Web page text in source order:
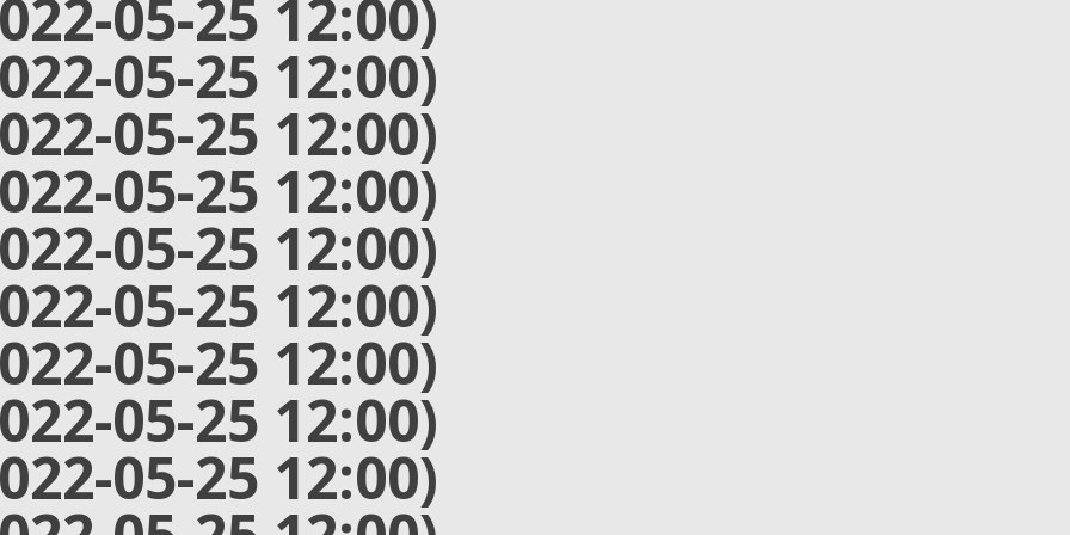
05-25 12:00)
05-25 12:00)
05-25 12:00)
05-25 12:00)
05-25 12:00)
05-25 12:00)
05-25 12:00)
05-25 12:00)
05-25 12:00)